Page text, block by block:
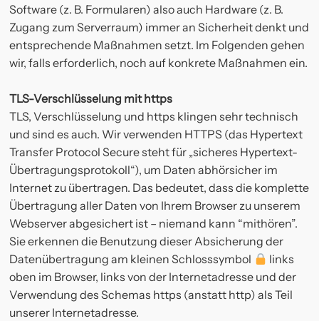
Software (z. B. Formularen) also auch Hardware (z. B.
Zugang zum Serverraum) immer an Sicherheit denkt und
entsprechende Maßnahmen setzt. Im Folgenden gehen
wir, falls erforderlich, noch auf konkrete Maßnahmen ein.
TLS-Verschlüsselung mit https
TLS, Verschlüsselung und https klingen sehr technisch
und sind es auch. Wir verwenden HTTPS (das Hypertext
Transfer Protocol Secure steht für „sicheres Hypertext-
Übertragungsprotokoll“), um Daten abhörsicher im
Internet zu übertragen. Das bedeutet, dass die komplette
Übertragung aller Daten von Ihrem Browser zu unserem
Webserver abgesichert ist – niemand kann “mithören”.
Sie erkennen die Benutzung dieser Absicherung der
Datenübertragung am kleinen Schlosssymbol
links
oben im Browser, links von der Internetadresse und der
Verwendung des Schemas https (anstatt http) als Teil
unserer Internetadresse.